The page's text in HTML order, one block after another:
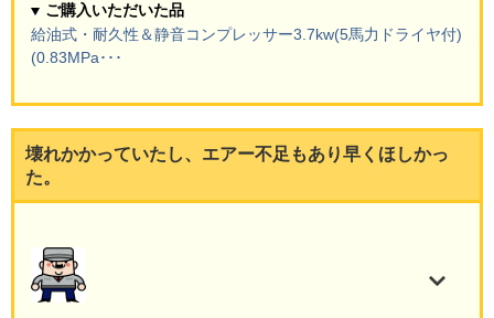
ご購入いただいた品
給油式・耐久性＆静音コンプレッサー3.7kw(5馬力ドライヤ付)
(0.83MPa･･･
壊れかかっていたし、エアー不足もあり早くほしかっ
た。